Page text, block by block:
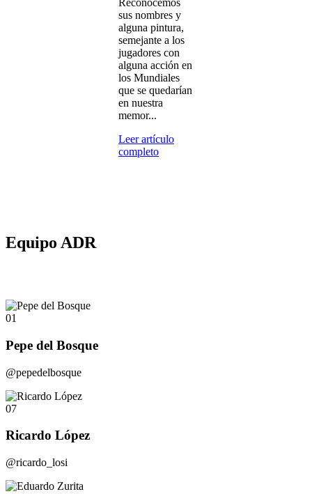
Reconocemos
sus nombres y
alguna pintura,
semejante a los
jugadores con
alguna acción en
los Mundiales
que se quedarían
en nuestra
memor...
Leer artículo
completo
Equipo ADR
01
Pepe del Bosque
@pepedelbosque
07
Ricardo López
@ricardo_losi